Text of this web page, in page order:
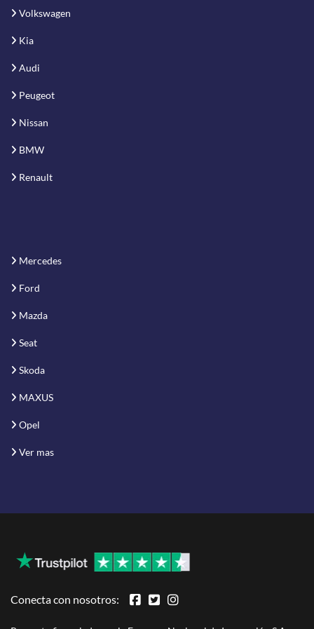
Volkswagen
Kia
Audi
Peugeot
Nissan
BMW
Renault
Mercedes
Ford
Mazda
Seat
Skoda
MAXUS
Opel
Ver mas
Conecta con nosotros: